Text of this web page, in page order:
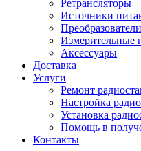
Ретрансляторы
Источники
Измерительные
Аксессуары
Доставка
Услуги
Ремонт
Настройка
Установка
Помощь в
Контакты